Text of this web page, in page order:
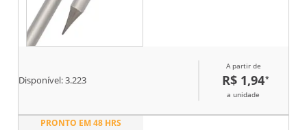
a resistência e tonalidade ideais
para escrita e desenho no dia a
Disponível:3.223
A partir de
R$ 1,94*
a unidade
PRONTO EM 48 HRS